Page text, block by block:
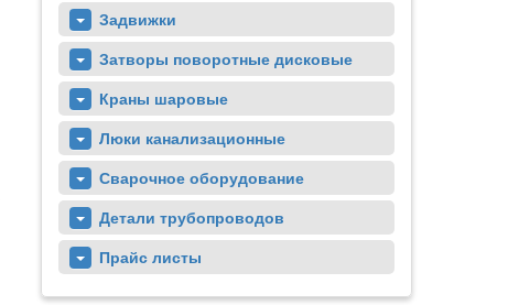
Задвижки
Затворы поворотные дисковые
Краны шаровые
Люки канализационные
Сварочное оборудование
Детали трубопроводов
Прайс листы